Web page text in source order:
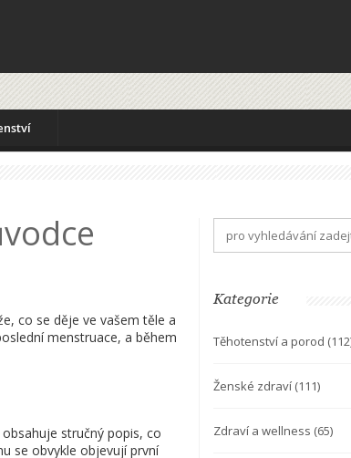
co se děje ve vašem těle a
menstruace, a během
stručný popis, co
se obvykle objevují první
Kategorie
Těhotenství a porod
Ženské zdraví (111)
Zdraví a wellness (65)